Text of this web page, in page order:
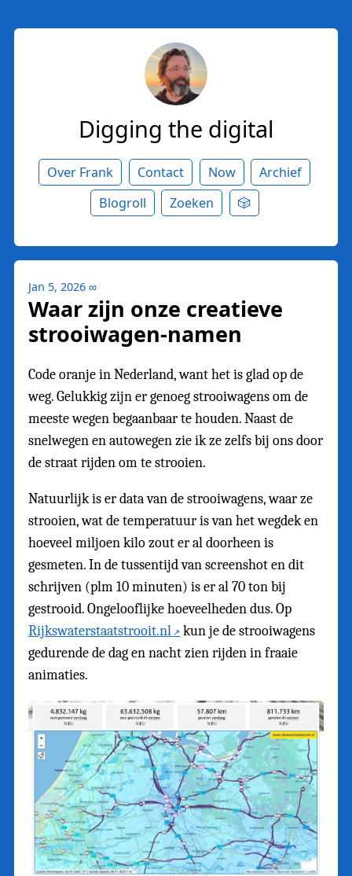
Digging the digital
Over Frank Contact Now
Archief
Blogroll
Zoeken 🎲
Jan 5, 2026 ∞
Waar zijn onze creatieve
strooiwagen-namen
Code oranje in Nederland, want het is glad op de
weg. Gelukkig zijn er genoeg strooiwagens om de
meeste wegen begaanbaar te houden. Naast de
snelwegen en autowegen zie ik ze zelfs bij ons door
de straat rijden om te strooien.
Natuurlijk is er data van de strooiwagens, waar ze
strooien, wat de temperatuur is van het wegdek en
hoeveel miljoen kilo zout er al doorheen is
gesmeten. In de tussentijd van screenshot en dit
schrijven (plm 10 minuten) is er al 70 ton bij
gestrooid. Ongelooflijke hoeveelheden dus. Op
Rijkswaterstaatstrooit.nl
kun je de strooiwagens
gedurende de dag en nacht zien rijden in fraaie
animaties.